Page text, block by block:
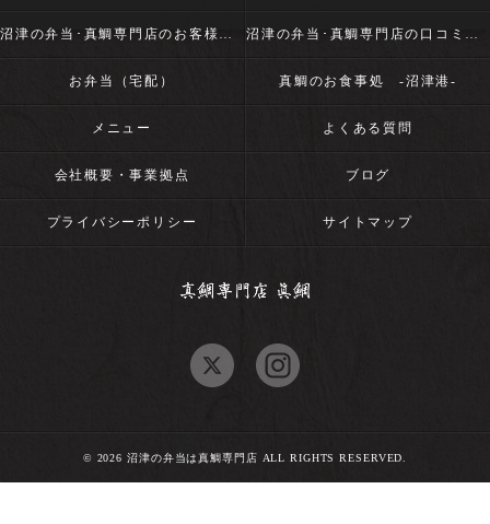
沼津の弁当･真鯛専門店のお客様の声 沼津の弁当･真鯛専門店の口コミ情報
お弁当（宅配） 真鯛のお食事処 -沼津港-
メニュー よくある質問
会社概要・事業拠点 ブログ
プライバシーポリシー サイトマップ
© 2026 沼津の弁当は真鯛専門店 ALL RIGHTS RESERVED.